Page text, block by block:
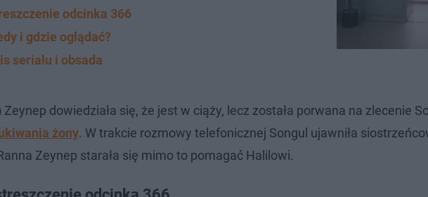
odcinka 366
i gdzie oglądać?
serialu i obsada
Zeynep dowiedziała się, że jest w ciąży, lecz została porwana na zlecenie
żony. W trakcie rozmowy telefonicznej Songul ujawniła
Zeynep starała się mimo to pomagać Halilowi.